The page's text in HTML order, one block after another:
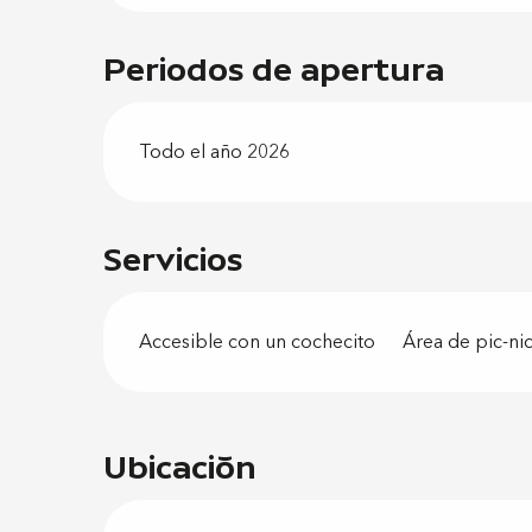
Servicios
Accesible con un cochecito Área de pic-nic
Periodos de apertura
Todo el año 2026
Ubicación